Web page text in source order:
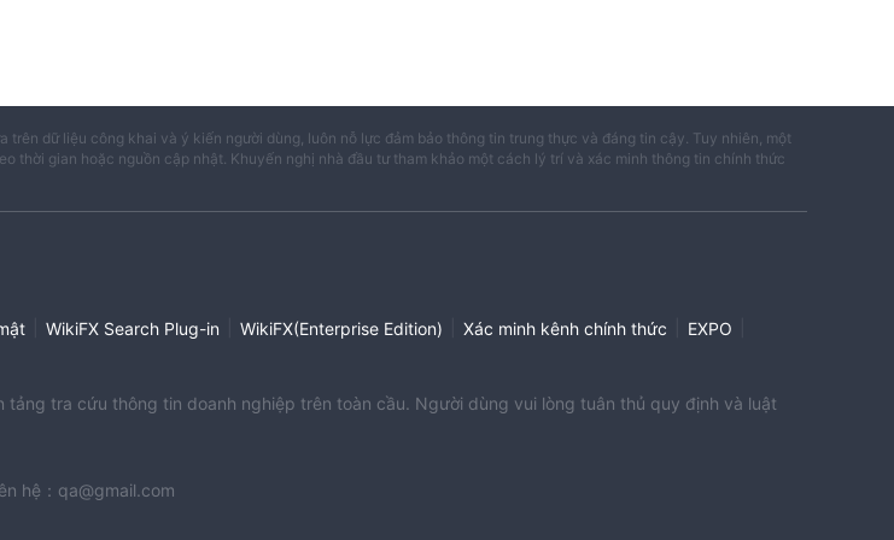
trên dữ liệu công khai và ý kiến người dùng, luôn nỗ lực đảm bảo thông tin trung thực và đáng tin cậy. Tuy nhiên, một
thời gian hoặc nguồn cập nhật. Khuyến nghị nhà đầu tư tham khảo một cách lý trí và xác minh thông tin chính thức
WikiFX Search Plug-in WikiFX(Enterprise Edition) Xác minh kênh chính thức EXPO
tảng tra cứu thông tin doanh nghiệp trên toàn cầu. Người dùng vui lòng tuân thủ quy định và luật
hệ：qa@gmail.com